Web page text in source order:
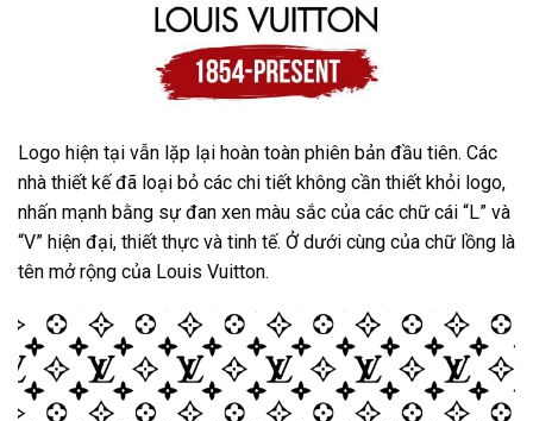
Logo hiện tại vẫn lặp lại hoàn toàn phiên bản đầu tiên. Các
nhà thiết kế đã loại bỏ các chi tiết không cần thiết khỏi logo,
nhấn mạnh bằng sự đan xen màu sắc của các chữ cái “L” và
“V” hiện đại, thiết thực và tinh tế. Ở dưới cùng của chữ lồng là
tên mở rộng của Louis Vuitton.